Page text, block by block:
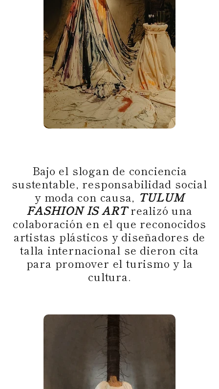
Bajo el slogan de conciencia
sustentable, responsabilidad social
y moda con causa, TULUM
FASHION IS ARTrealizó una
colaboración en el que reconocidos
artistas plásticos y diseñadores de
talla internacional se dieron cita
para promover el turismo y la
cultura.